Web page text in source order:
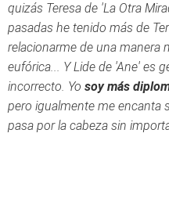
quizás Teresa de 'La Otra
pasadas he tenido más de
relacionarme de una manera
eufórica... Y Lide de 'Ane' es
incorrecto. Yo soy más
pero igualmente me encanta
pasa por la cabeza sin